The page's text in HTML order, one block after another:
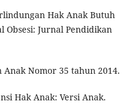
Hak Anak Butuh
Obsesi: Jurnal Pendidikan
Nomor 35 tahun 2014.
Hak Anak: Versi Anak.